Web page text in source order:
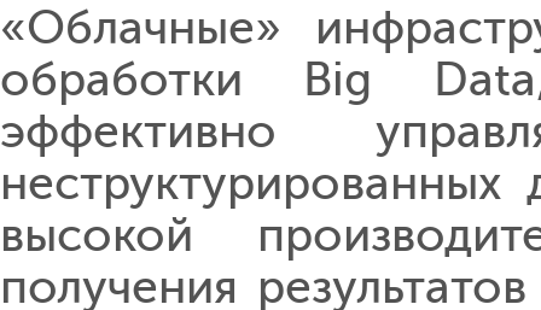
«Облачные»
обработки Big
эффективно
высокой
получения